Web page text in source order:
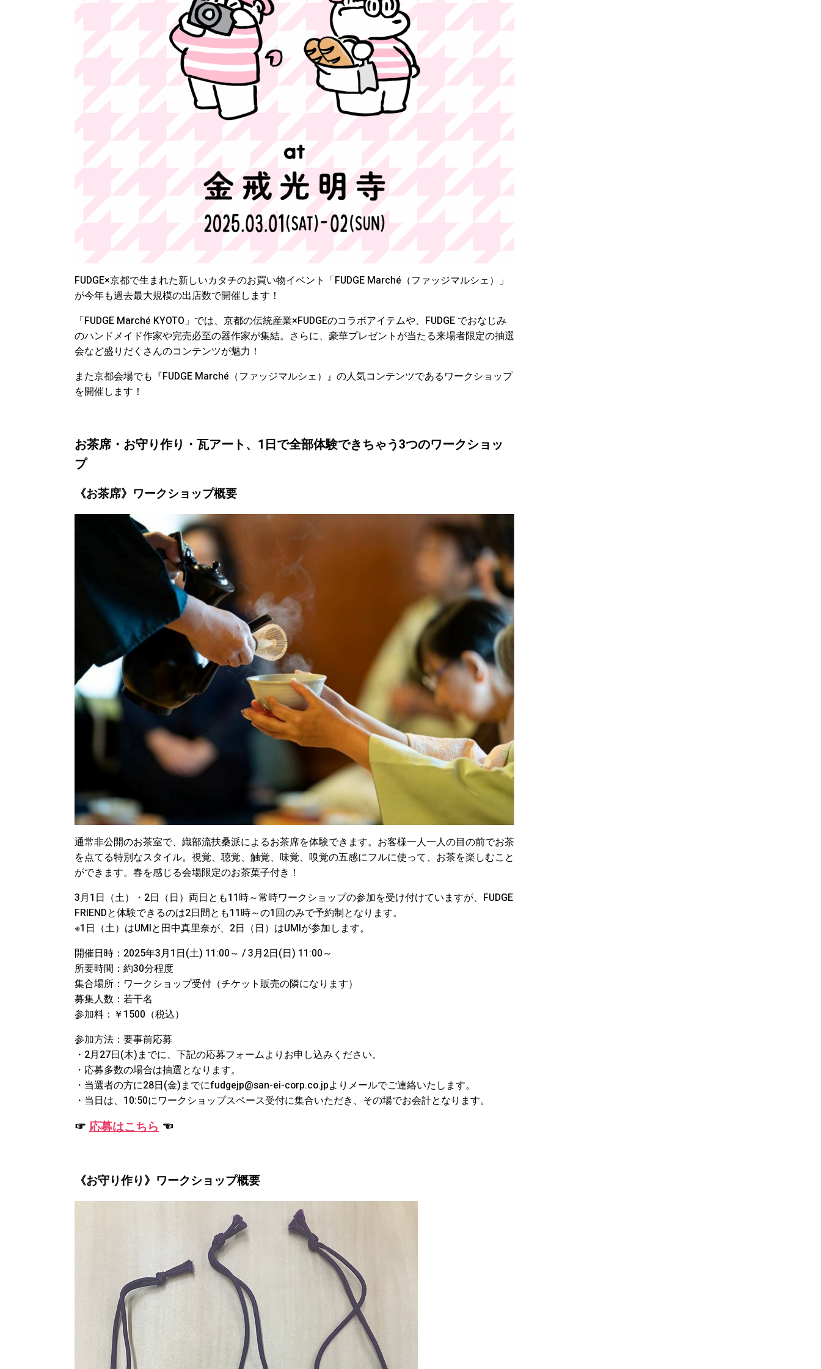
FUDGE×京都で生まれた新しいカタチのお買い物イベント「FUDGE Marché（ファッジマルシェ）」
が今年も過去最大規模の出店数で開催します！
「FUDGE Marché KYOTO」では、京都の伝統産業×FUDGEのコラボアイテムや、FUDGE でおなじみ
のハンドメイド作家や完売必至の器作家が集結。さらに、豪華プレゼントが当たる来場者限定の抽選
会など盛りだくさんのコンテンツが魅力！
また京都会場でも『FUDGE Marché（ファッジマルシェ）』の人気コンテンツであるワークショップ
を開催します！
お茶席・お守り作り・瓦アート、1日で全部体験できちゃう3つのワークショッ
プ
《お茶席》ワークショップ概要
通常非公開のお茶室で、織部流扶桑派によるお茶席を体験できます。お客様一人一人の目の前でお茶
を点てる特別なスタイル。視覚、聴覚、触覚、味覚、嗅覚の五感にフルに使って、お茶を楽しむこと
ができます。春を感じる会場限定のお茶菓子付き！
3月1日（土）・2日（日）両日とも11時～常時ワークショップの参加を受け付けていますが、FUDGE
FRIENDと体験できるのは2日間とも11時～の1回のみで予約制となります。
※1日（土）はUMIと田中真里奈が、2日（日）はUMIが参加します。
開催日時：2025年3月1日(土) 11:00～ / 3月2日(日) 11:00～
所要時間：約30分程度
集合場所：ワークショップ受付（チケット販売の隣になります）
募集人数：若干名
参加料：￥1500（税込）
参加方法：要事前応募
・2月27日(木)までに、下記の応募フォームよりお申し込みください。
・応募多数の場合は抽選となります。
・当選者の方に28日(金)までにfudgejp@san-ei-corp.co.jpよりメールでご連絡いたします。
・当日は、10:50にワークショップスペース受付に集合いただき、その場でお会計となります。
☞ 応募はこちら ☜
《お守り作り》ワークショップ概要